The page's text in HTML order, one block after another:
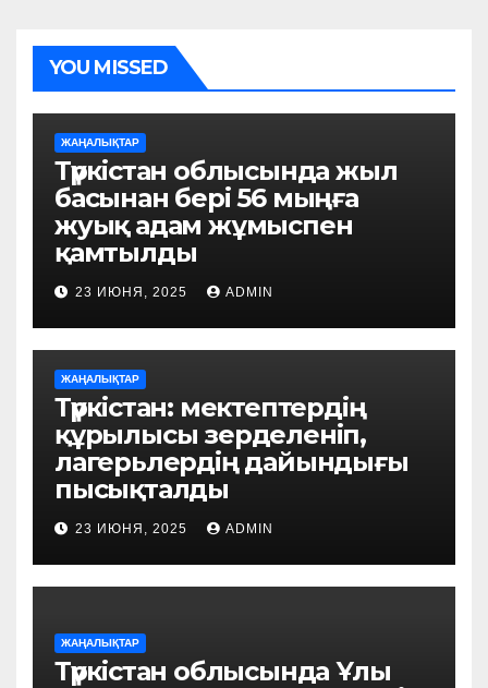
YOU MISSED
ЖАҢАЛЫҚТАР
Түркістан облысында жыл
басынан бері 56 мыңға
жуық адам жұмыспен
қамтылды
23 ИЮНЯ, 2025 ADMIN
ЖАҢАЛЫҚТАР
Түркістан: мектептердің
құрылысы зерделеніп,
лагерьлердің дайындығы
пысықталды
23 ИЮНЯ, 2025 ADMIN
ЖАҢАЛЫҚТАР
Түркістан облысында Ұлы